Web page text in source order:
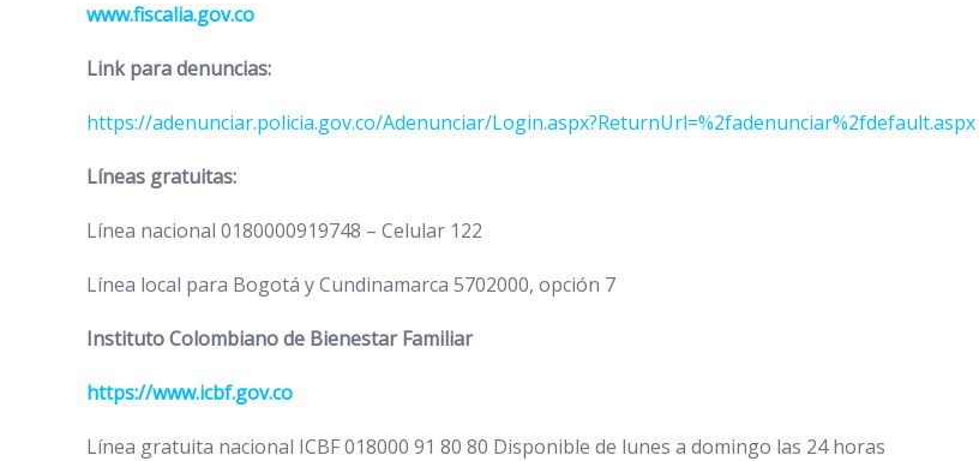
www.fiscalia.gov.co
Link para denuncias:
https://adenunciar.policia.gov.co/Adenunciar/Login.aspx?ReturnUrl=%2fadenunciar%2fdefault.aspx
Líneas gratuitas:
Línea nacional 0180000919748 – Celular 122
Línea local para Bogotá y Cundinamarca 5702000, opción 7
Instituto Colombiano de Bienestar Familiar
https://www.icbf.gov.co
Línea gratuita nacional ICBF 018000 91 80 80 Disponible de lunes a domingo las 24 horas